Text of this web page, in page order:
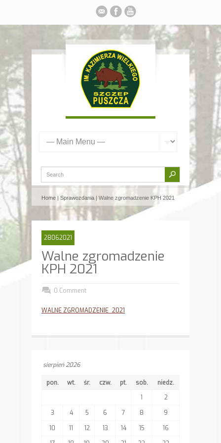
Home | Sprawozdania | Walne zgromadzenie KPH 2021
28062021
Walne zgromadzenie
KPH 2021
0 Comment
WALNE ZGROMADZENIE_2021
sierpień 2026
pon. wt. śr. czw. pt. sob.
niedz.
1
2
3
4 5 6 7 8
9
10
11 12 13 14 15
16